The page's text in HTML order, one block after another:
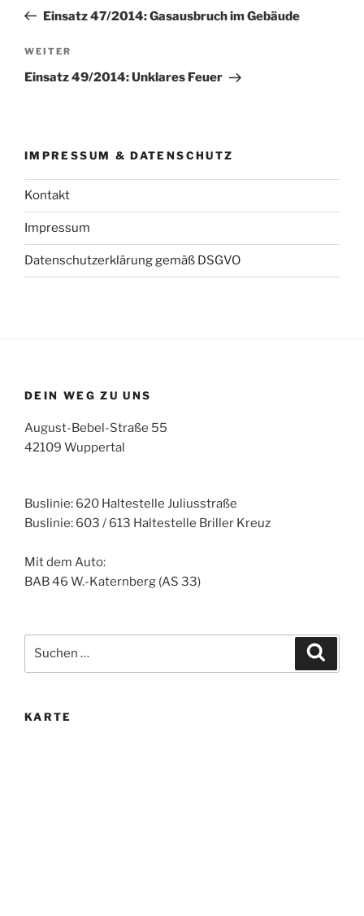
Beitrag
Einsatz 47/2014: Gasausbruch im Gebäude
Nächster
Beitrag
WEITER
Einsatz 49/2014: Unklares Feuer
IMPRESSUM & DATENSCHUTZ
Kontakt
Impressum
Datenschutzerklärung gemäß DSGVO
DEIN WEG ZU UNS
August-Bebel-Straße 55
42109 Wuppertal
Buslinie: 620 Haltestelle Juliusstraße
Buslinie: 603 / 613 Haltestelle Briller Kreuz
Mit dem Auto:
BAB 46 W.-Katernberg (AS 33)
nach:
KARTE